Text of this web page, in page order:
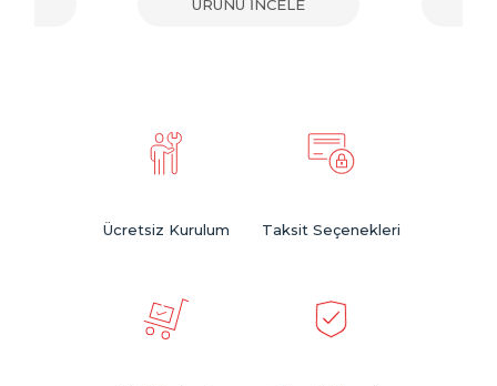
ÜRÜNÜ İNCELE
Ücretsiz Kurulum Taksit Seçenekleri